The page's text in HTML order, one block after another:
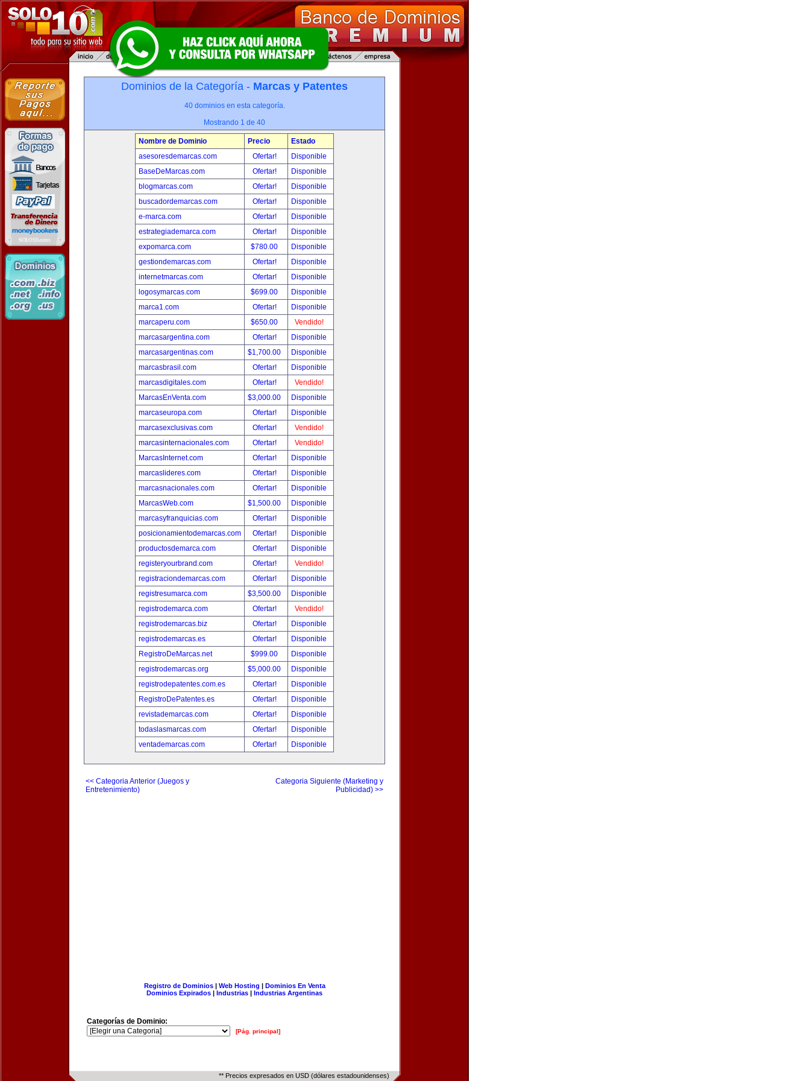
Dominios de la Categoría - Marcas y Patentes
40 dominios en esta categoría.
Mostrando 1 de 40
Nombre de Dominio Precio
Estado
asesoresdemarcas.com
Ofertar!
Disponible
BaseDeMarcas.com
Ofertar!
Disponible
blogmarcas.com
Ofertar!
Disponible
buscadordemarcas.com
Ofertar!
Disponible
e-marca.com
Ofertar!
Disponible
estrategiademarca.com
Ofertar!
Disponible
expomarca.com
$780.00
Disponible
gestiondemarcas.com
Ofertar!
Disponible
internetmarcas.com
Ofertar!
Disponible
logosymarcas.com
$699.00
Disponible
marca1.com
Ofertar!
Disponible
marcaperu.com
$650.00
Vendido!
marcasargentina.com
Ofertar!
Disponible
marcasargentinas.com
$1,700.00
Disponible
marcasbrasil.com
Ofertar!
Disponible
marcasdigitales.com
Ofertar!
Vendido!
MarcasEnVenta.com
$3,000.00
Disponible
marcaseuropa.com
Ofertar!
Disponible
marcasexclusivas.com
Ofertar!
Vendido!
marcasinternacionales.com
Ofertar!
Vendido!
MarcasInternet.com
Ofertar!
Disponible
marcaslideres.com
Ofertar!
Disponible
marcasnacionales.com
Ofertar!
Disponible
MarcasWeb.com
$1,500.00
Disponible
marcasyfranquicias.com
Ofertar!
Disponible
posicionamientodemarcas.com
Ofertar!
Disponible
productosdemarca.com
Ofertar!
Disponible
registeryourbrand.com
Ofertar!
Vendido!
registraciondemarcas.com
Ofertar!
Disponible
registresumarca.com
$3,500.00
Disponible
registrodemarca.com
Ofertar!
Vendido!
registrodemarcas.biz
Ofertar!
Disponible
registrodemarcas.es
Ofertar!
Disponible
RegistroDeMarcas.net
$999.00
Disponible
registrodemarcas.org
$5,000.00
Disponible
registrodepatentes.com.es
Ofertar!
Disponible
RegistroDePatentes.es
Ofertar!
Disponible
revistademarcas.com
Ofertar!
Disponible
todaslasmarcas.com
Ofertar!
Disponible
ventademarcas.com
Ofertar! Disponible
<< Categoria Anterior (Juegos y
Entretenimiento)
Categoria Siguiente (Marketing y
Publicidad) >>
Registro de Dominios| Web Hosting | Dominios En Venta
Dominios Expirados | Industrias | Industrias Argentinas
Categorías de Dominio:
[Pág. principal]
** Precios expresados en USD (dólares estadounidenses)